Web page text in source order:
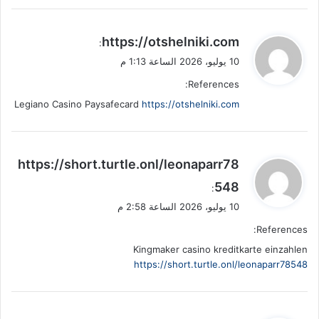
ي
ق
ل
https://otshelniki.com
:
10 يوليو، 2026 الساعة 1:13 م
References:
Legiano Casino Paysafecard https://otshelniki.com
ي
و
ل
https://short.turtle.onl/leonaparr78
548
:
10 يوليو، 2026 الساعة 2:58 م
References:
Kingmaker casino kreditkarte einzahlen
https://short.turtle.onl/leonaparr78548